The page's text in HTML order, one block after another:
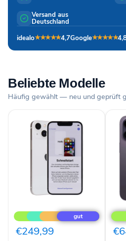
Versand aus
Deutschland
idealo★★★★★4,7Google★★★★★
Beliebte Modelle
Häufig gewählt — neu und geprüft
iPhone
13
128GB
Polarstern
€249,99
14
Pro